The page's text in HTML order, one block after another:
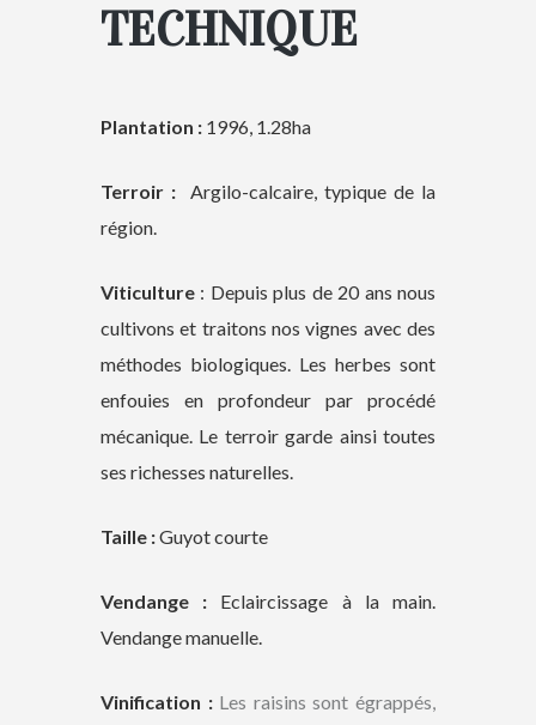
TECHNIQUE
Plantation : 1996, 1.28ha
Terroir :
Argilo-calcaire, typique de la
région.
Viticulture : Depuis plus de 20 ans nous
cultivons et traitons nos vignes avec des
méthodes biologiques. Les herbes sont
enfouies en profondeur par procédé
mécanique. Le terroir garde ainsi toutes
ses richesses naturelles.
Taille :Guyot courte
Vendange : Eclaircissage à la main.
Vendange manuelle.
Vinification : Les raisins sont égrappés,